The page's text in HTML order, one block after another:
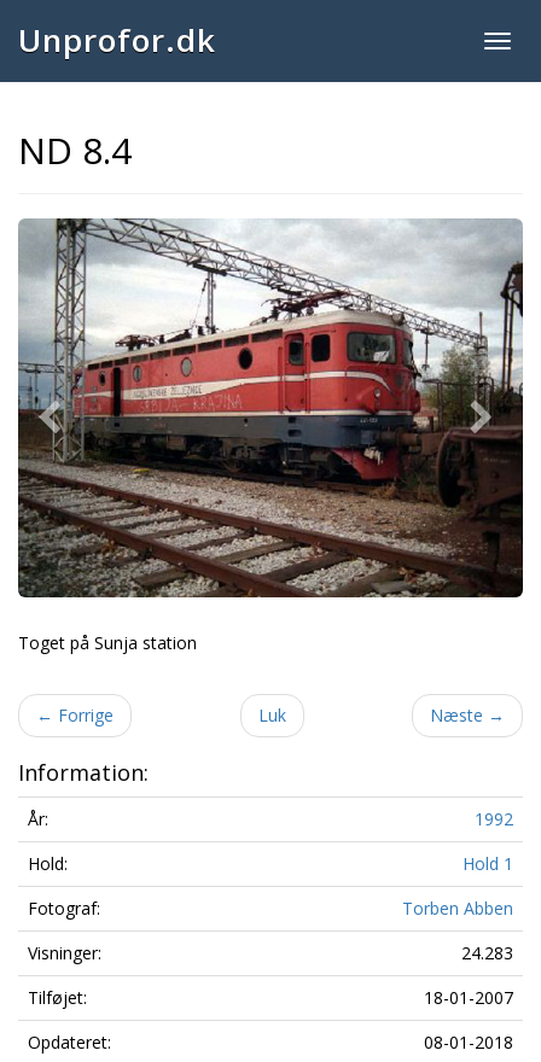
Unprofor.dk
ND 8.4
Previous Next
Toget på Sunja station
← Forrige Luk Næste →
Information:
År:
1992
Hold:
Hold 1
Fotograf:
Torben Abben
Visninger:
24.283
Tilføjet:
18-01-2007
Opdateret:
08-01-2018